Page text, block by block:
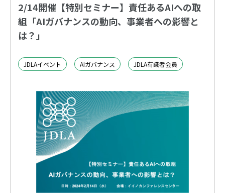
2/14開催【特別セミナー】責任あるAIへの取
組「AIガバナンスの動向、事業者への影響と
は？」
JDLAイベント AIガバナンス JDLA有識者会員